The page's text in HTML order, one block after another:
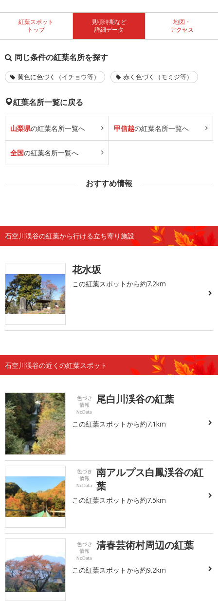
紅葉スポット
トップ
見頃時期など
詳細データ
地図・
アクセス
同じ条件の紅葉名所を探す
黄色に色づく（イチョウ等） 赤く色づく（モミジ等）
紅葉名所一覧に戻る
山梨県の紅葉名所一覧へ 甲信越の紅葉名所一覧へ
全国の紅葉名所一覧へ
おすすめ情報
石空川渓谷の紅葉から行ける立ち寄り施設
花水坂
この紅葉スポットから約7.2km
石空川渓谷の近くの紅葉スポット
尾白川渓谷の紅葉
この紅葉スポットから約7.1km
南アルプス白鳳渓谷の紅
葉
この紅葉スポットから約7.5km
清春芸術村周辺の紅葉
この紅葉スポットから約9.2km